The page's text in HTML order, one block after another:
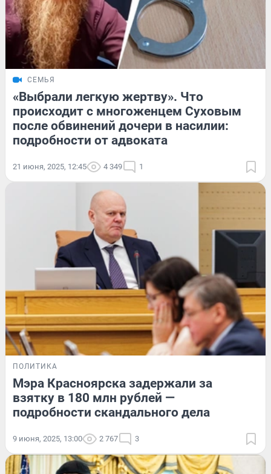
СЕМЬЯ
«Выбрали легкую жертву». Что
происходит с многоженцем Суховым
после обвинений дочери в насилии:
подробности от адвоката
21 июня, 2025, 12:45 4 349 1
ПОЛИТИКА
Мэра Красноярска задержали за
взятку в 180 млн рублей —
подробности скандального дела
9 июня, 2025, 13:00 2 767 3